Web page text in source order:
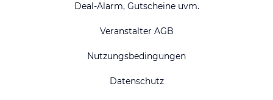
Deal-Alarm, Gutscheine uvm.
Veranstalter AGB
Nutzungsbedingungen
Datenschutz